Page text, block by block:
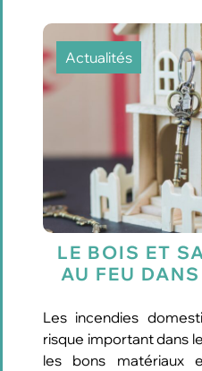
Actualités
LE BOIS ET
AU FEU
Les incendies
risque important dans
les bons matériaux